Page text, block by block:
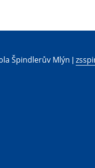
Špindlerův Mlýn |